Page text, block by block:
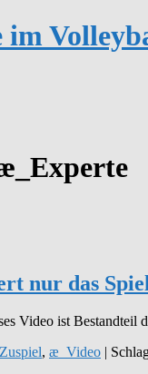
im
nur das
Video ist Bestandteil
, æ_Video |